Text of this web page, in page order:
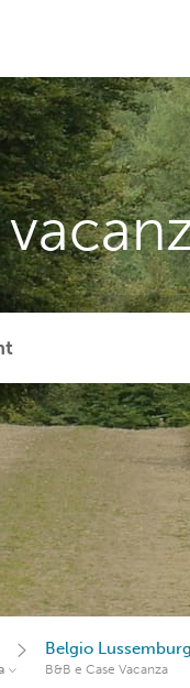
Belgio
B&B e Case Vacanza